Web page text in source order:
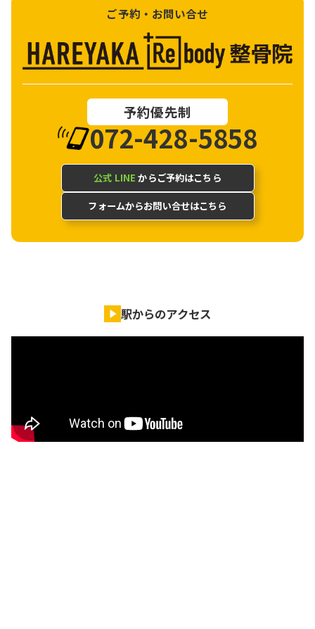
ご予約・お問い合せ
予約優先制
072-428-5858
公式 LINE からご予約はこちら
フォームからお問い合せはこちら
駅からのアクセス